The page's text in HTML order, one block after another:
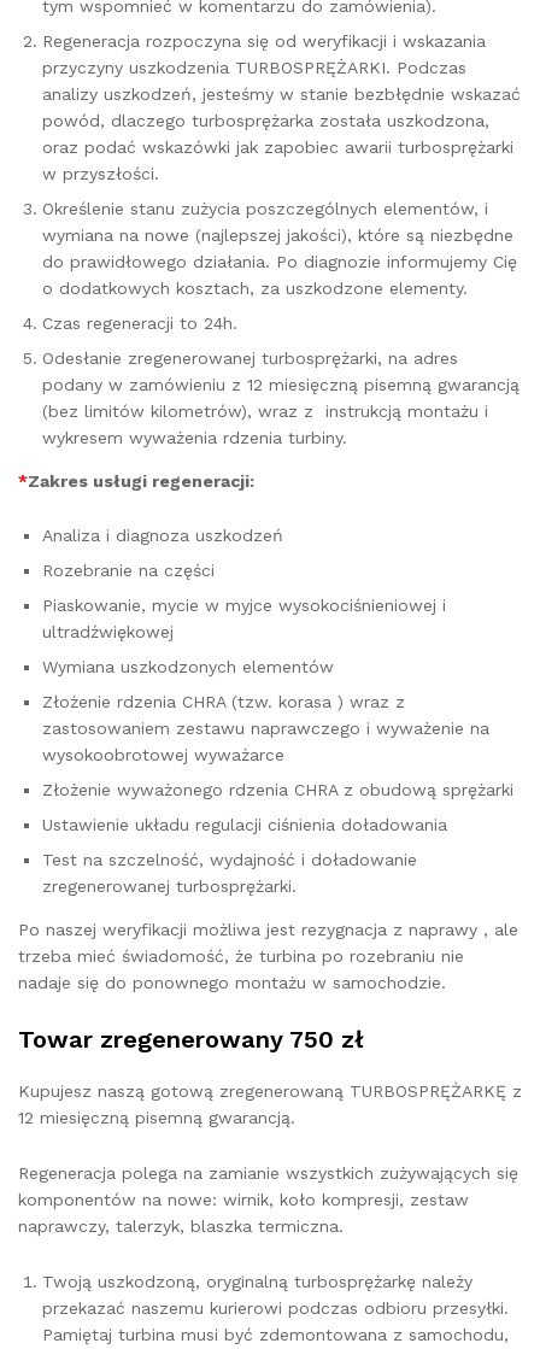
tym wspomnieć w komentarzu do zamówienia).
Regeneracja rozpoczyna się od weryfikacji i wskazania
przyczyny uszkodzenia TURBOSPRĘŻARKI. Podczas
analizy uszkodzeń, jesteśmy w stanie bezbłędnie wskazać
powód, dlaczego turbosprężarka została uszkodzona,
oraz podać wskazówki jak zapobiec awarii turbosprężarki
w przyszłości.
Określenie stanu zużycia poszczególnych elementów, i
wymiana na nowe (najlepszej jakości), które są niezbędne
do prawidłowego działania. Po diagnozie informujemy Cię
o dodatkowych kosztach, za uszkodzone elementy.
Czas regeneracji to 24h.
Odesłanie zregenerowanej turbosprężarki, na adres
podany w zamówieniu z 12 miesięczną pisemną gwarancją
(bez limitów kilometrów), wraz z instrukcją montażu i
wykresem wyważenia rdzenia turbiny.
*Zakres usługi regeneracji:
Analiza i diagnoza uszkodzeń
Rozebranie na części
Piaskowanie, mycie w myjce wysokociśnieniowej i
ultradźwiękowej
Wymiana uszkodzonych elementów
Złożenie rdzenia CHRA (tzw. korasa ) wraz z
zastosowaniem zestawu naprawczego i wyważenie na
wysokoobrotowej wyważarce
Złożenie wyważonego rdzenia CHRA z obudową sprężarki
Ustawienie układu regulacji ciśnienia doładowania
Test na szczelność, wydajność i doładowanie
zregenerowanej turbosprężarki.
Po naszej weryfikacji możliwa jest rezygnacja z naprawy , ale
trzeba mieć świadomość, że turbina po rozebraniu nie
nadaje się do ponownego montażu w samochodzie.
Towar zregenerowany 750 zł
Kupujesz naszą gotową zregenerowaną TURBOSPRĘŻARKĘ z
12 miesięczną pisemną gwarancją.
Regeneracja polega na zamianie wszystkich zużywających się
komponentów na nowe: wirnik, koło kompresji, zestaw
naprawczy, talerzyk, blaszka termiczna.
Twoją uszkodzoną, oryginalną turbosprężarkę należy
przekazać naszemu kurierowi podczas odbioru przesyłki.
Pamiętaj turbina musi być zdemontowana z samochodu,